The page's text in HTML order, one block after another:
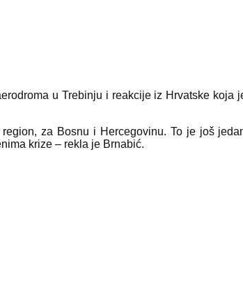
u Trebinju i reakcije iz Hrvatske koja
za Bosnu i Hercegovinu. To je još
krize – rekla je Brnabić.